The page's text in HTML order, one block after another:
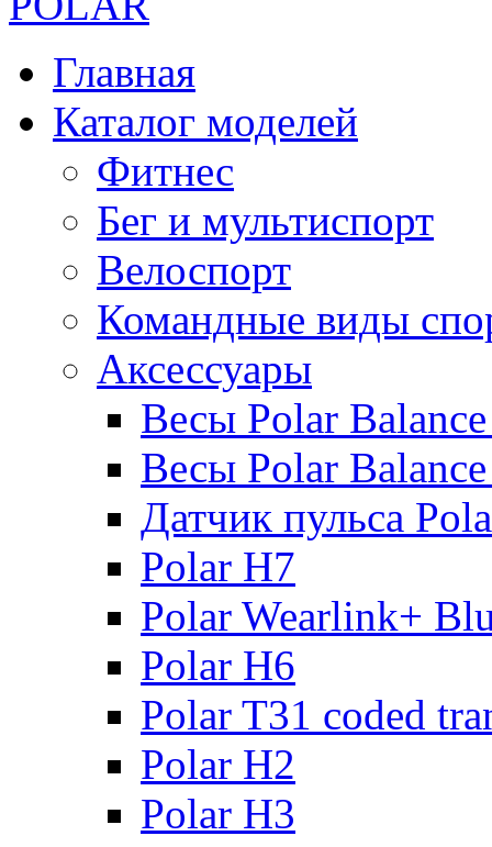
Главная
Каталог моделей
Фитнес
Бег и мультиспорт
Велоспорт
Командные виды
Аксессуары
Весы Polar
Весы Polar
Датчик пульса
Polar H7
Polar Wearlink+
Polar H6
Polar T31 coded
Polar H2
Polar H3